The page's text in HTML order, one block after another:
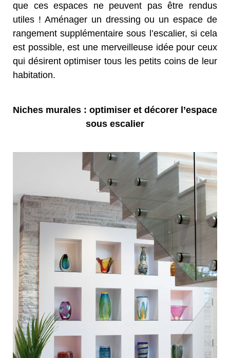
que ces espaces ne peuvent pas être rendus
utiles ! Aménager un dressing ou un espace de
rangement supplémentaire sous l’escalier, si cela
est possible, est une merveilleuse idée pour ceux
qui désirent optimiser tous les petits coins de leur
habitation.
Niches murales : optimiser et décorer l’espace
sous escalier